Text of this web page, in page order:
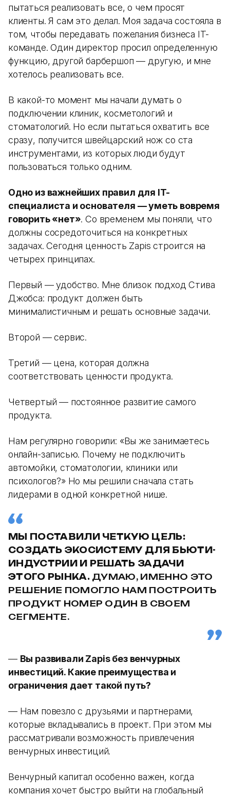
пытаться реализовать все, о чем просят
клиенты. Я сам это делал. Моя задача состояла в
том, чтобы передавать пожелания бизнеса IT-
команде. Один директор просил определенную
функцию, другой барбершоп — другую, и мне
хотелось реализовать все.
В какой-то момент мы начали думать о
подключении клиник, косметологий и
стоматологий. Но если пытаться охватить все
сразу, получится швейцарский нож со ста
инструментами, из которых люди будут
пользоваться только одним.
Одно из важнейших правил для IT-
специалиста и основателя — уметь вовремя
говорить «нет». Со временем мы поняли, что
должны сосредоточиться на конкретных
задачах. Сегодня ценность Zapis строится на
четырех принципах.
Первый — удобство. Мне близок подход Стива
Джобса: продукт должен быть
минималистичным и решать основные задачи.
Второй — сервис.
Третий — цена, которая должна
соответствовать ценности продукта.
Четвертый — постоянное развитие самого
продукта.
Нам регулярно говорили: «Вы же занимаетесь
онлайн-записью. Почему не подключить
автомойки, стоматологии, клиники или
психологов?» Но мы решили сначала стать
лидерами в одной конкретной нише.
МЫ ПОСТАВИЛИ ЧЕТКУЮ ЦЕЛЬ:
СОЗДАТЬ ЭКОСИСТЕМУ ДЛЯ БЬЮТИ-
ИНДУСТРИИ И РЕШАТЬ ЗАДАЧИ
ЭТОГО РЫНКА. ДУМАЮ, ИМЕННО ЭТО
РЕШЕНИЕ ПОМОГЛО НАМ ПОСТРОИТЬ
ПРОДУКТ НОМЕР ОДИН В СВОЕМ
СЕГМЕНТЕ.
— Вы развивали Zapis без венчурных
инвестиций. Какие преимущества и
ограничения дает такой путь?
— Нам повезло с друзьями и партнерами,
которые вкладывались в проект. При этом мы
рассматривали возможность привлечения
венчурных инвестиций.
Венчурный капитал особенно важен, когда
компания хочет быстро выйти на глобальный